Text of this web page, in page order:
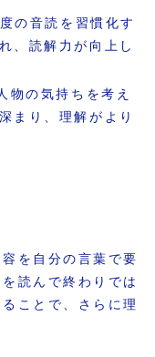
の音読を習慣化す
、読解力が向上し
物の気持ちを考え
まり、理解がより
を自分の言葉で要
読んで終わりでは
ことで、さらに理